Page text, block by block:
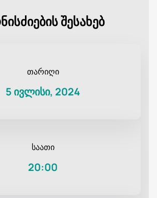
შესახებ
თარიღი
5 ივლისი, 2024
საათი
20:00